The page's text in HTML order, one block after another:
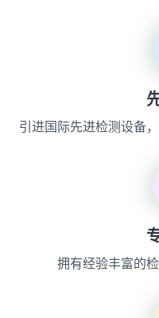
引进国际先进检测设备
拥有经验丰富的